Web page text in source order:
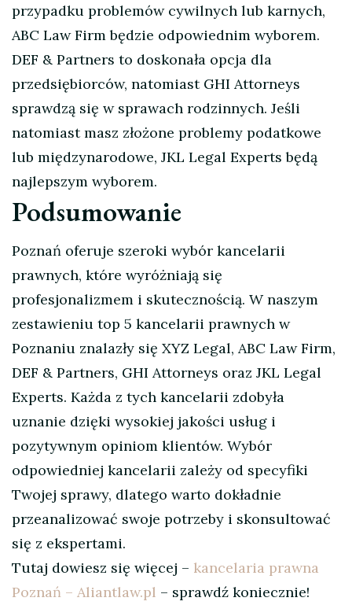
przypadku problemów cywilnych lub karnych,
ABC Law Firm będzie odpowiednim wyborem.
DEF & Partners to doskonała opcja dla
przedsiębiorców, natomiast GHI Attorneys
sprawdzą się w sprawach rodzinnych. Jeśli
natomiast masz złożone problemy podatkowe
lub międzynarodowe, JKL Legal Experts będą
najlepszym wyborem.
Podsumowanie
Poznań oferuje szeroki wybór kancelarii
prawnych, które wyróżniają się
profesjonalizmem i skutecznością. W naszym
zestawieniu top 5 kancelarii prawnych w
Poznaniu znalazły się XYZ Legal, ABC Law Firm,
DEF & Partners, GHI Attorneys oraz JKL Legal
Experts. Każda z tych kancelarii zdobyła
uznanie dzięki wysokiej jakości usług i
pozytywnym opiniom klientów. Wybór
odpowiedniej kancelarii zależy od specyfiki
Twojej sprawy, dlatego warto dokładnie
przeanalizować swoje potrzeby i skonsultować
się z ekspertami.
Tutaj dowiesz się więcej – kancelaria prawna
Poznań – Aliantlaw.pl – sprawdź koniecznie!